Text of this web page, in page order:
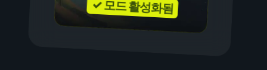
✓ 모드 활성화됨